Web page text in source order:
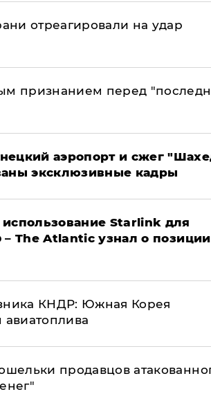
отреагировали на удар
признанием перед
аэропорт и сжег
эксклюзивные кадры
Starlink для
The Atlantic узнал о позиции
КНДР: Южная Корея
продавцов